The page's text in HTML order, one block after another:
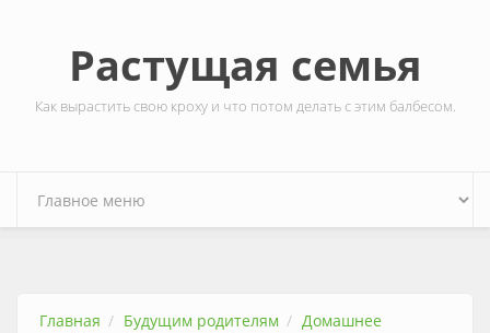
Растущая семья
Как вырастить свою кроху и что потом делать с этим балбесом.
Главная Будущим родителям
Домашнее